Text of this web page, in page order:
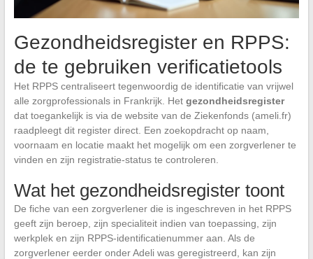
Gezondheidsregister en RPPS:
de te gebruiken verificatietools
Het RPPS centraliseert tegenwoordig de identificatie van vrijwel
alle zorgprofessionals in Frankrijk. Het gezondheidsregister
dat toegankelijk is via de website van de Ziekenfonds (ameli.fr)
raadpleegt dit register direct. Een zoekopdracht op naam,
voornaam en locatie maakt het mogelijk om een zorgverlener te
vinden en zijn registratie-status te controleren.
Wat het gezondheidsregister toont
De fiche van een zorgverlener die is ingeschreven in het RPPS
geeft zijn beroep, zijn specialiteit indien van toepassing, zijn
werkplek en zijn RPPS-identificatienummer aan. Als de
zorgverlener eerder onder Adeli was geregistreerd, kan zijn